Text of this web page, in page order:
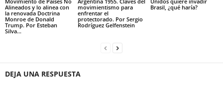
Alineados y lo alinea con
la renovada Doctrina
Monroe de Donald
Trump. Por Esteban
Silva...
movimientismo para
enfrentar el
protectorado. Por Sergio
Rodríguez Gelfenstein
Brasil, ¿qué haría?
DEJA UNA RESPUESTA